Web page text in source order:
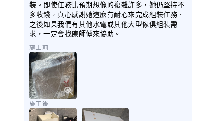
裝。即使任務比預期想像的複雜許多，她仍堅持不
多收錢，真心感謝她這麼有耐心來完成組裝任務。
之後如果我們有其他水電或其他大型傢俱組裝需
求，一定會找陳師傅來協助。
施工前
施工後